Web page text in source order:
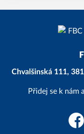
Chvalšinská 111,
Přidej se k nám